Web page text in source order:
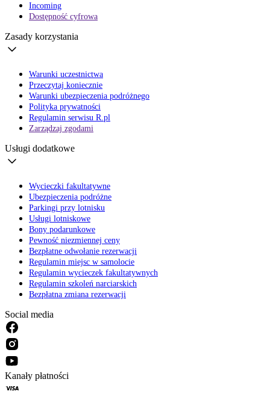
Incoming
Dostępność cyfrowa
Zasady korzystania
Warunki uczestnictwa
Przeczytaj koniecznie
Warunki ubezpieczenia podróżnego
Polityka prywatności
Regulamin serwisu R.pl
Zarządzaj zgodami
Usługi dodatkowe
Wycieczki fakultatywne
Ubezpieczenia podróżne
Parkingi przy lotnisku
Usługi lotniskowe
Bony podarunkowe
Pewność niezmiennej ceny
Bezpłatne odwołanie rezerwacji
Regulamin miejsc w samolocie
Regulamin wycieczek fakultatywnych
Regulamin szkoleń narciarskich
Bezpłatna zmiana rezerwacji
Social media
Kanały płatności